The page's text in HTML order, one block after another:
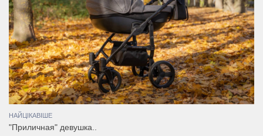
НАЙЦІКАВІШЕ
"Приличная" девушка..